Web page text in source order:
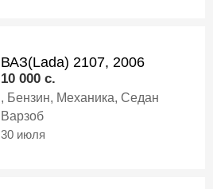
ВАЗ(Lada) 2107, 2006
10 000 c.
, Бензин, Механика, Седан
Варзоб
30 июля